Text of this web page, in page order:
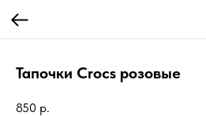
Тапочки Crocs розовые
850 р.